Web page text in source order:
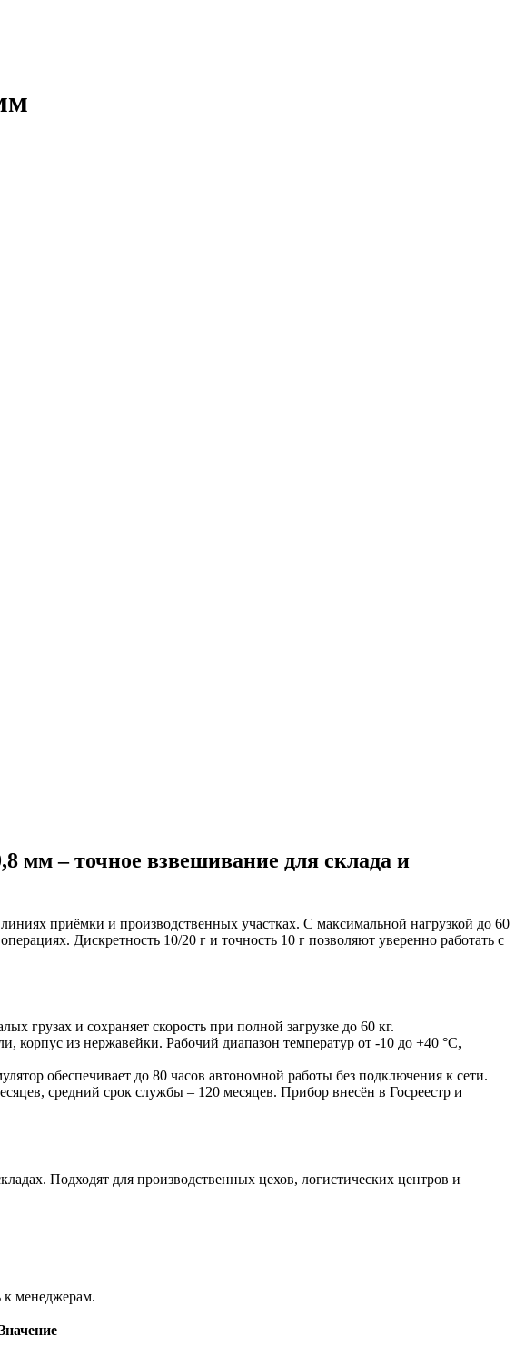
– точное взвешивание для склада и
приёмки и производственных участках. С максимальной нагрузкой до 60
Дискретность 10/20 г и точность 10 г позволяют уверенно работать с
грузах и сохраняет скорость при полной загрузке до 60 кг.
корпус из нержавейки. Рабочий диапазон температур от -10 до +40 °C,
обеспечивает до 80 часов автономной работы без подключения к сети.
средний срок службы – 120 месяцев. Прибор внесён в Госреестр и
Подходят для производственных цехов, логистических центров и
к менеджерам.